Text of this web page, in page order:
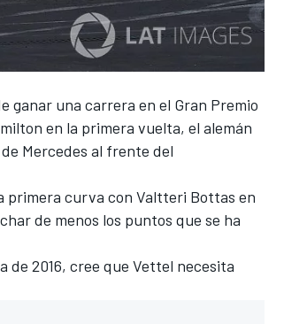
ganar una carrera en el Gran Premio
en la primera vuelta, el alemán
Mercedes al frente del
primera curva con Valtteri Bottas en
de menos los puntos que se ha
de 2016, cree que Vettel necesita